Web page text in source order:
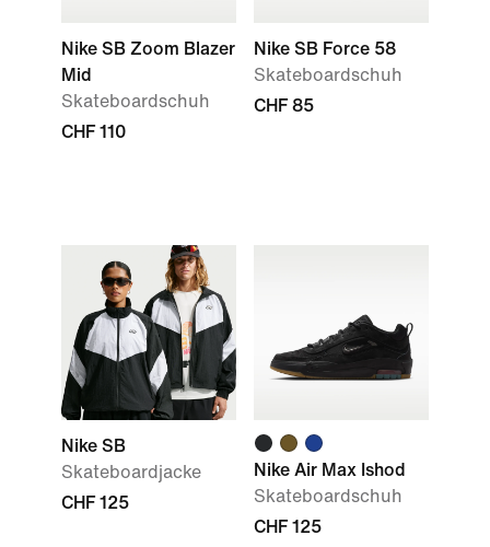
Nike SB Zoom Blazer
Mid
Skateboardschuh
CHF 110
Nike SB Force 58
Skateboardschuh
CHF 85
Nike SB
Skateboardjacke
CHF 125
Nike Air Max Ishod
Skateboardschuh
CHF 125